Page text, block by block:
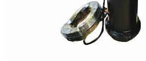
سمپاش
علتفراش